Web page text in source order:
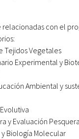
con el
Tejidos Vegetales
Experimental y
Ambiental y
y Evaluación Pesquera
Biología Molecular